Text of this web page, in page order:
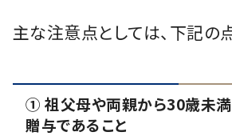
主な注意点としては、下記の点
① 祖⽗⺟や両親から30歳未
贈与であること